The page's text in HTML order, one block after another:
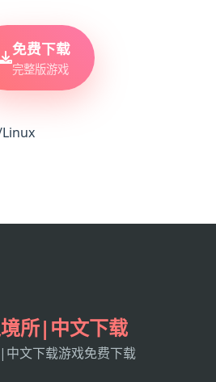
免费下载
完整版游戏
所|中文下载
文下载游戏免费下载